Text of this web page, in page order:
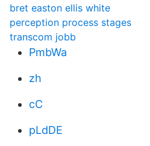
bret easton ellis white
perception process stages
transcom jobb
PmbWa
zh
cC
pLdDE